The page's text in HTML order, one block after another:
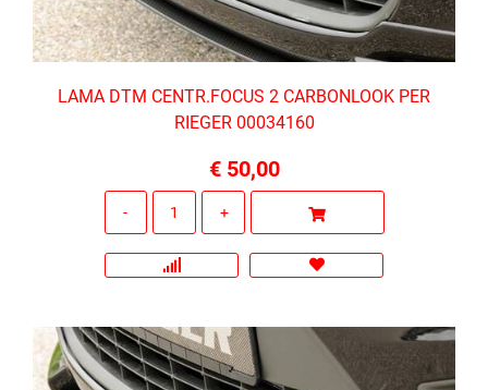
LAMA DTM CENTR.FOCUS 2 CARBONLOOK PER
RIEGER 00034160
€ 50,00